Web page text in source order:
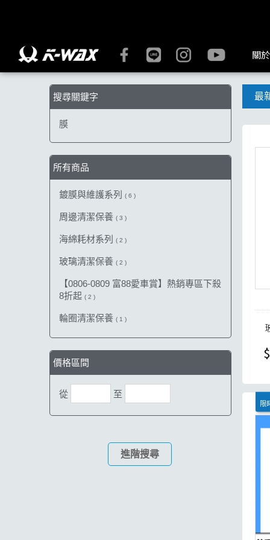
關
搜尋關鍵字
膜
所有商品
鍍膜與維護系列 ( 6 )
周邊清潔保養 ( 3 )
海綿耗材系列 ( 2 )
玻璃清潔保養 ( 2 )
【0806-0809 富88愛車賞】熱銷專區下殺
8折起 ( 2 )
輪圈清潔保養 ( 1 )
價格區間
從 至
進階搜尋
最
限